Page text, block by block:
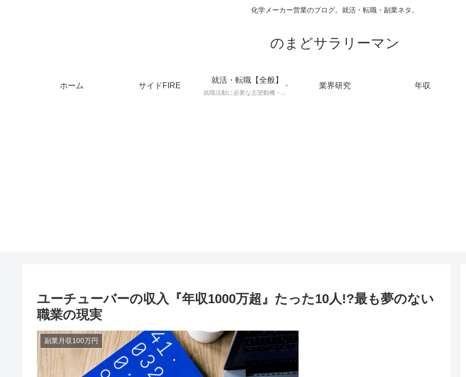
化学メーカー営業のブログ。就活・転職・副業ネタ。
のまどサラリーマン
ホーム サイドFIRE
就活・転職【全般】
就職活動に必要な志望動機・メールマナー・業界研究などに役立つ知識を公開するページ。
業界研究 年収
ユーチューバーの収入『年収1000万超』たった10人!?最も夢のない
職業の現実
副業月収100万円